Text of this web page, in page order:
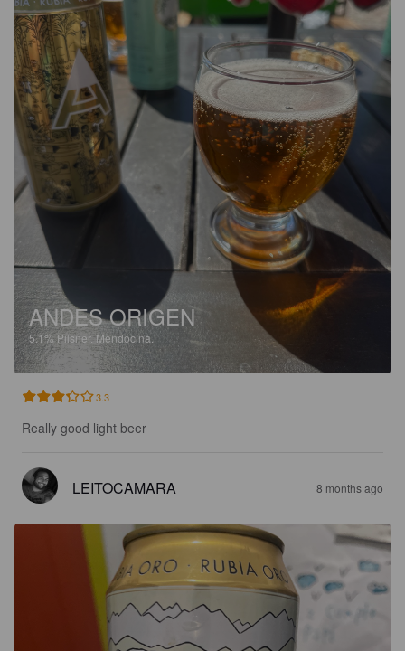
ANDES ORIGEN
5.1%Pilsner.Mendocina.
3.3
Really good light beer
LEITOCAMARA 8 months ago